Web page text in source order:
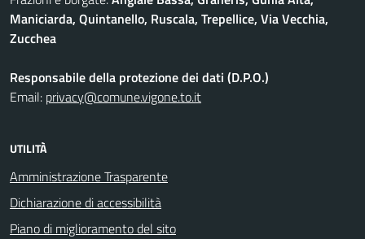
Maniciarda, Quintanello, Ruscala, Trepellice, Via Vecchia,
Zucchea
Responsabile della protezione dei dati (D.P.O.)
Email: privacy@comune.vigone.to.it
UTILITÀ
Amministrazione Trasparente
Dichiarazione di accessibilità
Piano di miglioramento del sito